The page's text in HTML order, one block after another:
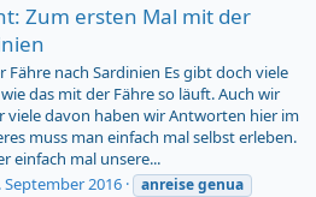
Zum ersten Mal mit der
nach Sardinien Es gibt doch viele
das mit der Fähre so läuft. Auch wir
viele davon haben wir Antworten hier im
muss man einfach mal selbst erleben.
einfach mal unsere...
September 2016 anreisegenua